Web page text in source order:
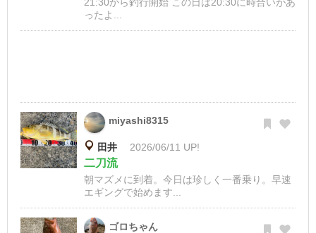
ったよ...
miyashi8315
田井 2026/06/11 UP!
二刀流
朝マズメに到着。今日は珍しく一番乗り。早速
エギングで始めます...
ゴロちゃん